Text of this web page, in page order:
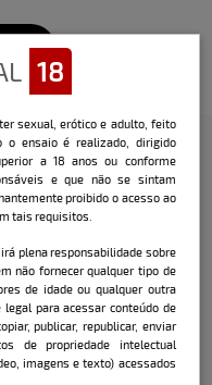
o Bella
20/11/2002 -
18
sexual, erótico e adulto, feito
o ensaio é realizado, dirigido
a 18 anos ou conforme
e que não se sintam
proibido o acesso ao
tais requisitos.
plena responsabilidade sobre
não fornecer qualquer tipo de
de idade ou qualquer outra
para acessar conteúdo de
publicar, republicar, enviar
de propriedade intelectual
imagens e texto) acessados